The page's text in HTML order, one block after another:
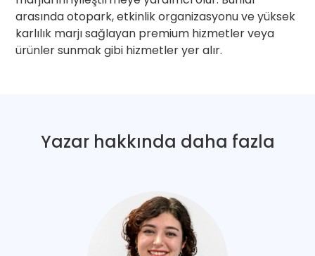
arasında otopark, etkinlik organizasyonu ve yüksek
karlılık marjı sağlayan premium hizmetler veya
ürünler sunmak gibi hizmetler yer alır.
Yazar hakkında daha fazla